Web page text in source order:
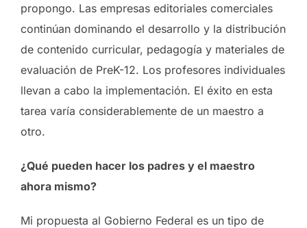
propongo. Las empresas editoriales comerciales
continúan dominando el desarrollo y la distribución
de contenido curricular, pedagogía y materiales de
evaluación de PreK-12. Los profesores individuales
llevan a cabo la implementación. El éxito en esta
tarea varía considerablemente de un maestro a
otro.
¿Qué pueden hacer los padres y el maestro
ahora mismo?
Mi propuesta al Gobierno Federal es un tipo de